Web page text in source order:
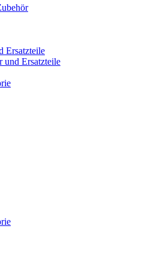
Ersatzteile
und Ersatzteile